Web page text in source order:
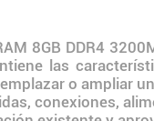
8GB DDR4
las
o ampliar
conexiones,